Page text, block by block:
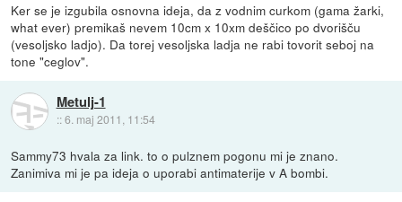
Ker se je izgubila osnovna ideja, da z vodnim curkom (gama žarki,
what ever) premikaš nevem 10cm x 10xm deščico po dvorišču
(vesoljsko ladjo). Da torej vesoljska ladja ne rabi tovorit seboj na
tone "ceglov".
Metulj-1
::6. maj 2011, 11:54
Sammy73 hvala za link. to o pulznem pogonu mi je znano.
Zanimiva mi je pa ideja o uporabi antimaterije v A bombi.